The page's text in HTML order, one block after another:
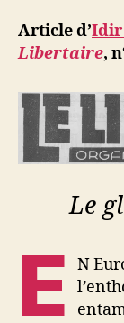
Article d’Idir
Libertaire,
Le
E
N